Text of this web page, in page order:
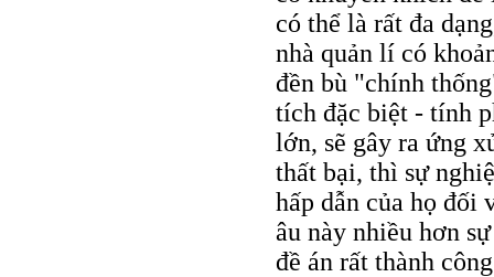
có thể là rất đa
nhà quản lí có
đền bù "chính
tích đặc biệt - tính
lớn, sẽ gây ra ứng
thất bại, thì sự
hấp dẫn của họ đối
âu này nhiều hơn
đề án rất thành